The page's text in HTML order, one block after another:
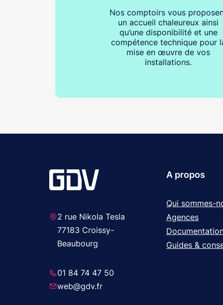
Nos comptoirs vous
un accueil chaleureux ainsi
qu’une disponibilité et une
compétence technique pour
mise en œuvre de vos
installations.
2 rue Nikola Tesla
77183 Croissy-
Beaubourg
01 84 74 47 50
web@gdv.fr
A propos
Qui sommes-
Agences
Guides &